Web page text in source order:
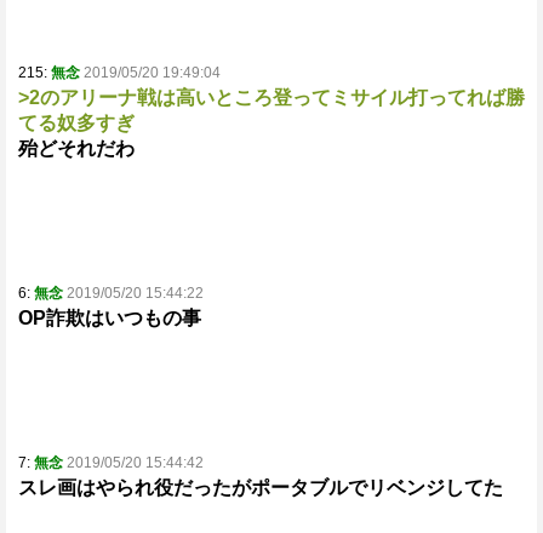
215: 無念 2019/05/20 19:49:04
>2のアリーナ戦は高いところ登ってミサイル打ってれば勝
てる奴多すぎ
殆どそれだわ
6: 無念 2019/05/20 15:44:22
OP詐欺はいつもの事
7: 無念 2019/05/20 15:44:42
スレ画はやられ役だったがポータブルでリベンジしてた